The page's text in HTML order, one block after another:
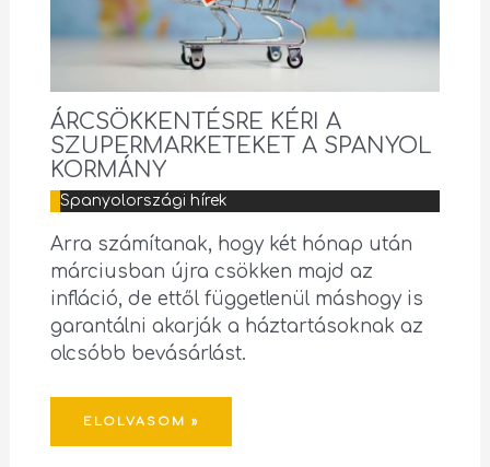
ÁRCSÖKKENTÉSRE KÉRI A
SZUPERMARKETEKET A SPANYOL
KORMÁNY
Spanyolországi hírek
Arra számítanak, hogy két hónap után
márciusban újra csökken majd az
infláció, de ettől függetlenül máshogy is
garantálni akarják a háztartásoknak az
olcsóbb bevásárlást.
ELOLVASOM »